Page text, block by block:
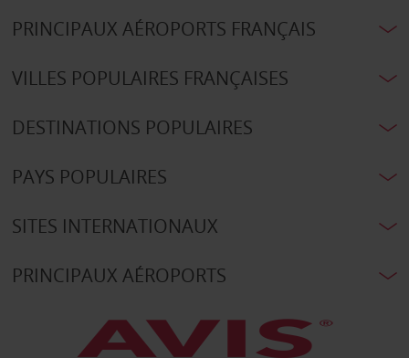
PRINCIPAUX AÉROPORTS FRANÇAIS
VILLES POPULAIRES FRANÇAISES
DESTINATIONS POPULAIRES
PAYS POPULAIRES
SITES INTERNATIONAUX
PRINCIPAUX AÉROPORTS